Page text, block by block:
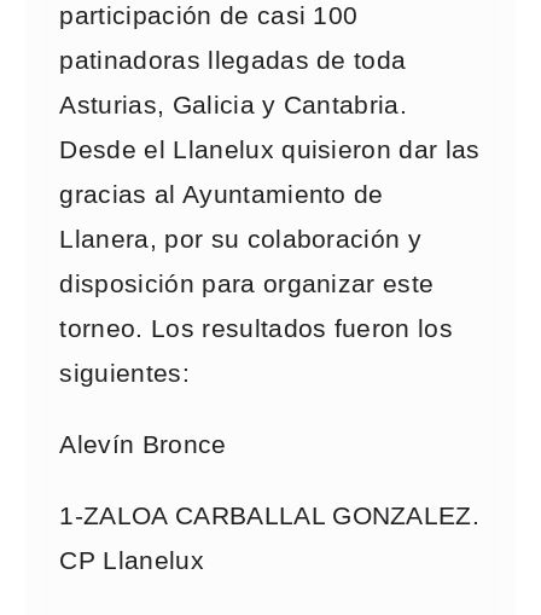
participación de casi 100
patinadoras llegadas de toda
Asturias, Galicia y Cantabria.
Desde el Llanelux quisieron dar las
gracias al Ayuntamiento de
Llanera, por su colaboración y
disposición para organizar este
torneo. Los resultados fueron los
siguientes:
Alevín Bronce
1-ZALOA CARBALLAL GONZALEZ.
CP Llanelux